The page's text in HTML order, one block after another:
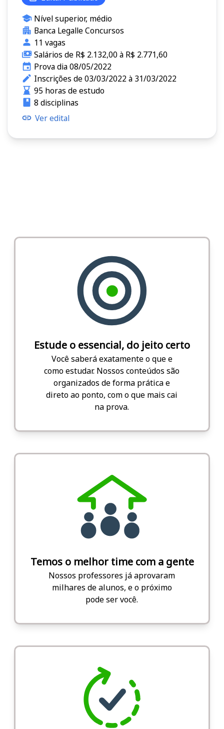
Nível superior, médio
Banca Legalle Concursos
11 vagas
Salários de R$ 2.132,00 à R$ 2.771,60
Prova dia 08/05/2022
Inscrições de 03/03/2022 à 31/03/2022
95 horas de estudo
8 disciplinas
Ver edital
Estude o essencial, do jeito certo
Você saberá exatamente o que e
como estudar. Nossos conteúdos são
organizados de forma prática e
direto ao ponto, com o que mais cai
na prova.
Temos o melhor time com a gente
Nossos professores já aprovaram
milhares de alunos, e o próximo
pode ser você.